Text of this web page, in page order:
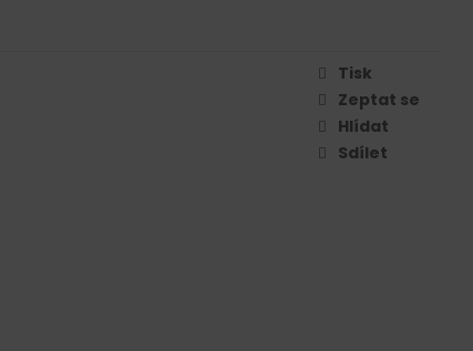
Tisk
Zeptat se
Hlídat
Sdílet